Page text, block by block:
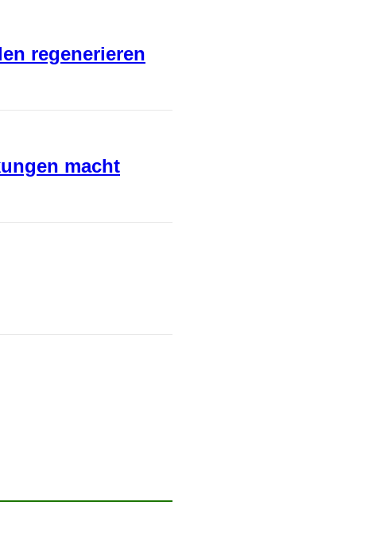
regenerieren
macht